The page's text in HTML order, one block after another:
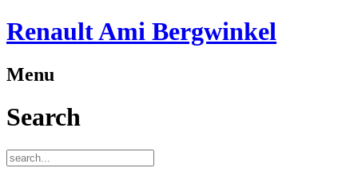
Renault Ami Bergwinkel
Menu
Search